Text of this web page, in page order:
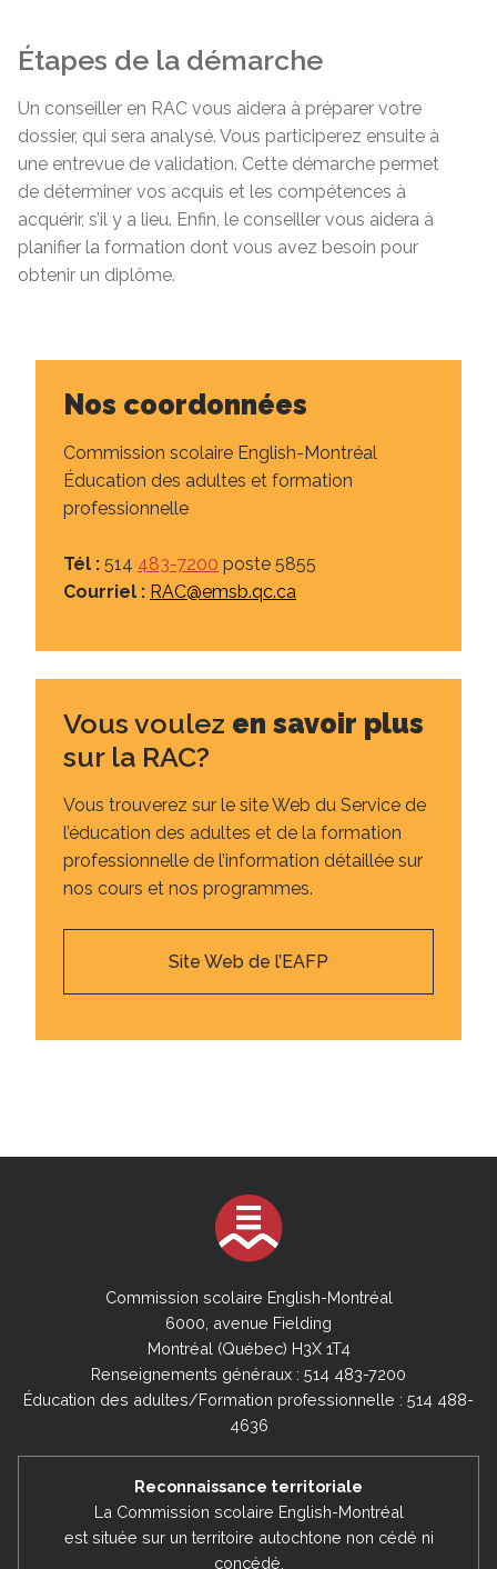
Étapes de la démarche
Un conseiller en RAC vous aidera à préparer votre
dossier, qui sera analysé. Vous participerez ensuite à
une entrevue de validation. Cette démarche permet
de déterminer vos acquis et les compétences à
acquérir, s’il y a lieu. Enfin, le conseiller vous aidera à
planifier la formation dont vous avez besoin pour
obtenir un diplôme.
Nos coordonnées
Commission scolaire English-Montréal
Éducation des adultes et formation
professionnelle
Tél : 514 483-7200 poste 5855
Courriel : RAC@emsb.qc.ca
Vous voulez en savoir plus
sur la RAC?
Vous trouverez sur le site Web du Service de
l’éducation des adultes et de la formation
professionnelle de l’information détaillée sur
nos cours et nos programmes.
Site Web de l’EAFP
Commission scolaire English-Montréal
6000, avenue Fielding
Montréal (Québec) H3X 1T4
Renseignements généraux : 514 483-7200
Éducation des adultes/Formation professionnelle : 514 488-
4636
Reconnaissance territoriale
La Commission scolaire English-Montréal
est située sur un territoire autochtone non cédé ni
concédé,